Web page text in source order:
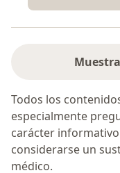
Todos los
especialmente
carácter
considerarse un
médico.